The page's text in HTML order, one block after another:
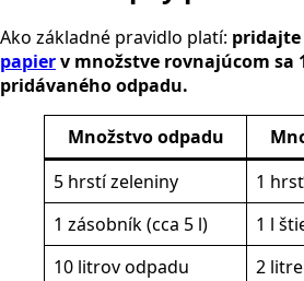
Ako základné pravidlo platí: pridajte
papierv množstve rovnajúcom sa
pridávaného odpadu.
Množstvo odpadu
5 hrstí zeleniny
1
1 zásobník (cca 5 l)
1 l
10 litrov odpadu
2